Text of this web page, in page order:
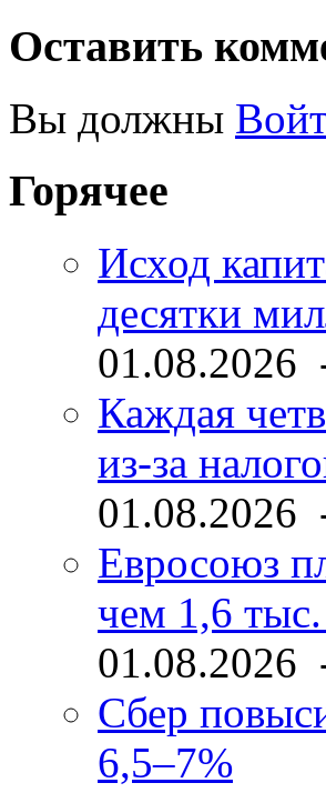
Оставить
Вы должны
Горячее
Исход
десятки
01.08.2026
Каждая
из-за
01.08.2026
Евросоюз
чем 1,6
01.08.2026
Сбер
6,5–7%